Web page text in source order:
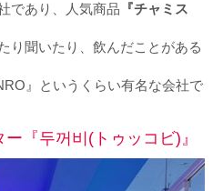
であり、人気商品 『チャミス
り聞いたり、飲んだことがある
』というくらい有名な会社で
『두꺼비(トゥッコビ)』